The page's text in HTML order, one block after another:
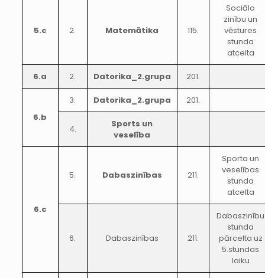
5.c 2. Matemātika 115.
Sociālo
zinību un
vēstures
stunda
atcelta
6.a 2. Datorika_2.grupa 201.
6.b
3. Datorika_2.grupa 201.
4.
Sports un
veselība
6.c
5. Dabaszinības 211.
Sporta un
veselības
stunda
atcelta
6. Dabaszinības 211.
Dabaszinību
stunda
pārcelta uz
5.stundas
laiku